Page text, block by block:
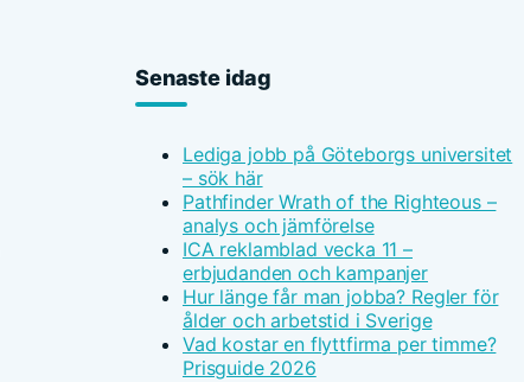
Senaste idag
Lediga jobb på Göteborgs universitet
– sök här
Pathfinder Wrath of the Righteous –
analys och jämförelse
ICA reklamblad vecka 11 –
erbjudanden och kampanjer
Hur länge får man jobba? Regler för
ålder och arbetstid i Sverige
Vad kostar en flyttfirma per timme?
Prisguide 2026